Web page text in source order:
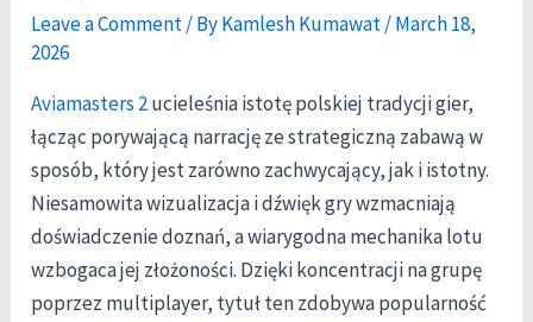
Leave a Comment/ ByKamlesh Kumawat/March 18,
2026
Aviamasters 2ucieleśnia istotę polskiej tradycji gier,
łącząc porywającą narrację ze strategiczną zabawą w
sposób, który jest zarówno zachwycający, jak i istotny.
Niesamowita wizualizacja i dźwięk gry wzmacniają
doświadczenie doznań, a wiarygodna mechanika lotu
wzbogaca jej złożoności. Dzięki koncentracji na grupę
poprzez multiplayer, tytuł ten zdobywa popularność